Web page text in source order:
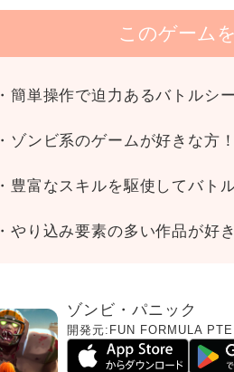
このゲーム
・簡単操作で迫力あるバトルシ
・ゾンビ系のゲームが好きな方！
・豊富なスキルを駆使してバト
・やり込み要素の多い作品が好
ゾンビ・パニック
開発元: FUN FORMULA